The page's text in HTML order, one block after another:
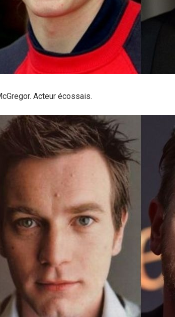
Acteur écossais.